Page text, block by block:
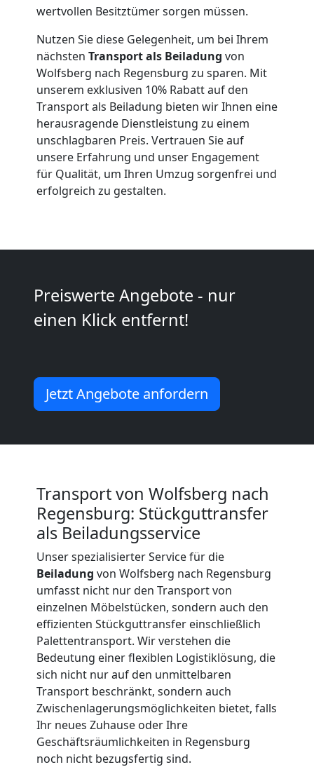
wertvollen Besitztümer sorgen müssen.
Nutzen Sie diese Gelegenheit, um bei Ihrem
nächsten Transport als Beiladung von
Wolfsberg nach Regensburg zu sparen. Mit
unserem exklusiven 10% Rabatt auf den
Transport als Beiladung bieten wir Ihnen eine
herausragende Dienstleistung zu einem
unschlagbaren Preis. Vertrauen Sie auf
unsere Erfahrung und unser Engagement
für Qualität, um Ihren Umzug sorgenfrei und
erfolgreich zu gestalten.
Preiswerte Angebote - nur
einen Klick entfernt!
Jetzt Angebote anfordern
Transport von Wolfsberg nach
Regensburg: Stückguttransfer
als Beiladungsservice
Unser spezialisierter Service für die
Beiladung von Wolfsberg nach Regensburg
umfasst nicht nur den Transport von
einzelnen Möbelstücken, sondern auch den
effizienten Stückguttransfer einschließlich
Palettentransport. Wir verstehen die
Bedeutung einer flexiblen Logistiklösung, die
sich nicht nur auf den unmittelbaren
Transport beschränkt, sondern auch
Zwischenlagerungsmöglichkeiten bietet, falls
Ihr neues Zuhause oder Ihre
Geschäftsräumlichkeiten in Regensburg
noch nicht bezugsfertig sind.
Anfrage
Möbeltransport
National
Möbeltransport
National
International
Internationaler
Umzug
Nationaler
Umzug